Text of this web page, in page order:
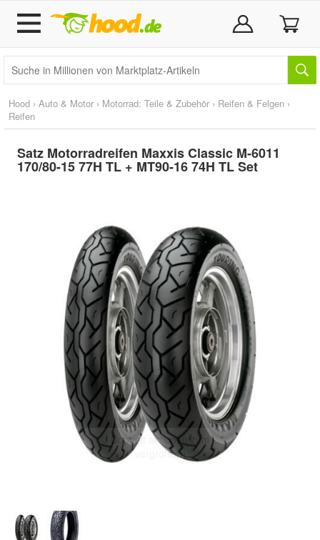
Hood › Auto & Motor › Motorrad: Teile & Zubehör › Reifen & Felgen ›
Reifen
Satz Motorradreifen Maxxis Classic M-6011
170/80-15 77H TL + MT90-16 74H TL Set
Doppelt antippen zum
vergrößern